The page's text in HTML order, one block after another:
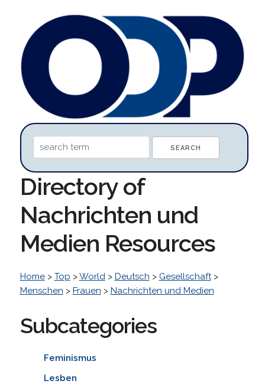
Directory of
Nachrichten und
Medien Resources
Home> Top >World> Deutsch > Gesellschaft>
Menschen > Frauen > Nachrichten und Medien
Subcategories
Feminismus
Lesben